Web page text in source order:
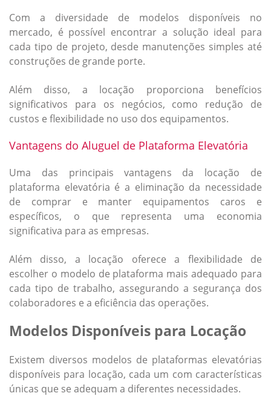
Com a diversidade de modelos disponíveis no
mercado, é possível encontrar a solução ideal para
cada tipo de projeto, desde manutenções simples até
construções de grande porte.
Além disso, a locação proporciona benefícios
significativos para os negócios, como redução de
custos e flexibilidade no uso dos equipamentos.
Vantagens do Aluguel de Plataforma Elevatória
Uma das principais vantagens da locação de
plataforma elevatória é a eliminação da necessidade
de comprar e manter equipamentos caros e
específicos, o que representa uma economia
significativa para as empresas.
Além disso, a locação oferece a flexibilidade de
escolher o modelo de plataforma mais adequado para
cada tipo de trabalho, assegurando a segurança dos
colaboradores e a eficiência das operações.
Modelos Disponíveis para Locação
Existem diversos modelos de plataformas elevatórias
disponíveis para locação, cada um com características
únicas que se adequam a diferentes necessidades.